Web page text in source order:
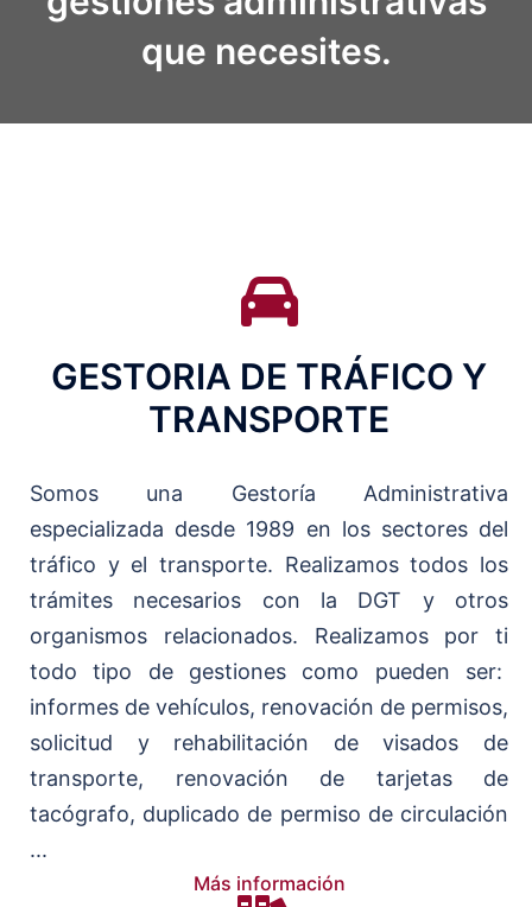
que necesites.
GESTORIA DE TRÁFICO Y
TRANSPORTE
Somos una Gestoría Administrativa
especializada desde 1989 en los sectores del
tráfico y el transporte. Realizamos todos los
trámites necesarios con la DGT y otros
organismos relacionados. Realizamos por ti
todo tipo de gestiones como pueden ser:
informes de vehículos, renovación de permisos,
solicitud y rehabilitación de visados de
transporte, renovación de tarjetas de
tacógrafo, duplicado de permiso de circulación
...
Más información